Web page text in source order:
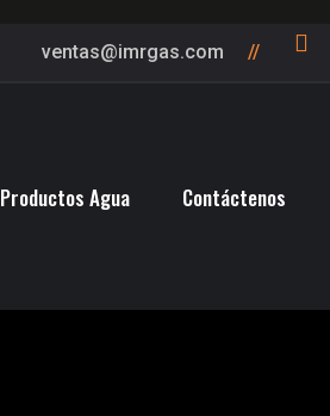
ventas@imrgas.com
Productos Agua Contáctenos